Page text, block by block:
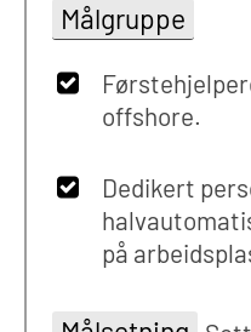
Målgruppe
offshore.
Dedikert
på